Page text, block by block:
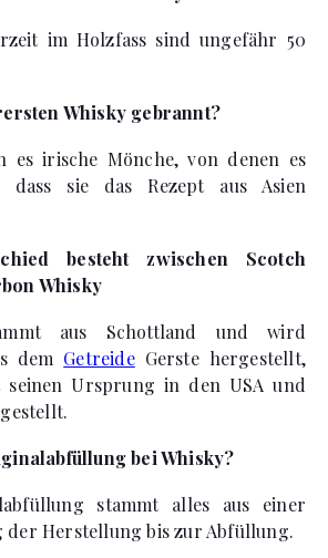
im Holzfass sind ungefähr 50
Whisky gebrannt?
es irische Mönche, von denen es
dass sie das Rezept aus Asien
besteht zwischen Scotch
Whisky
aus Schottland und wird
dem GetreideGerste hergestellt,
Ursprung in den USA und
bei Whisky?
stammt alles aus einer
der Herstellung bis zur Abfüllung.